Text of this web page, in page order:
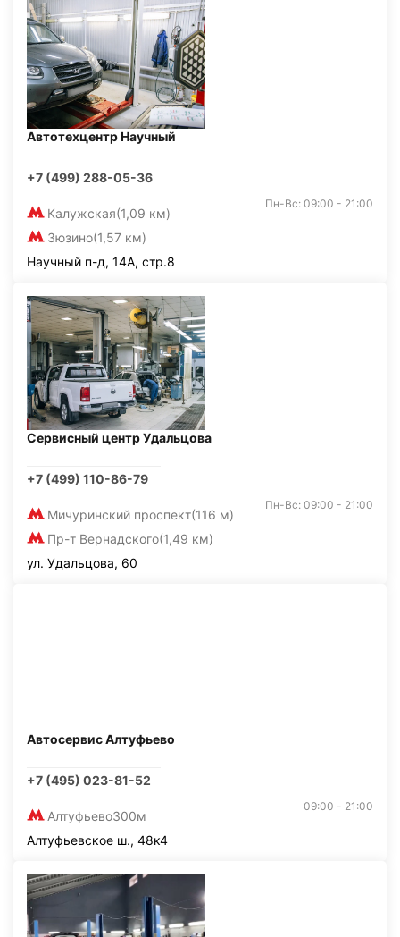
Автотехцентр Научный
+7 (499) 288-05-36
Калужская(1,09 км)
Зюзино(1,57 км)
Пн-Вс: 09:00 - 21:00
Научный п-д, 14А, стр.8
Сервисный центр Удальцова
+7 (499) 110-86-79
Мичуринский проспект(116 м)
Пр-т Вернадского(1,49 км)
Пн-Вс: 09:00 - 21:00
ул. Удальцова, 60
Автосервис Алтуфьево
+7 (495) 023-81-52
Алтуфьево300м
09:00 - 21:00
Алтуфьевское ш., 48к4